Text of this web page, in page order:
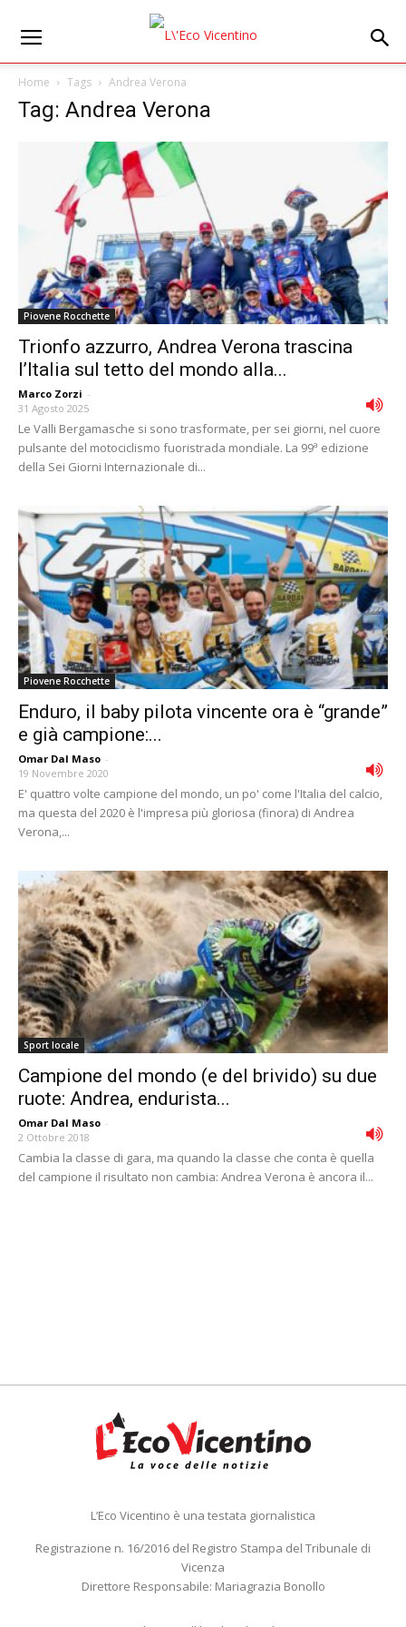
Home Tags Andrea Verona
Tag: Andrea Verona
Piovene Rocchette
Trionfo azzurro, Andrea Verona trascina
l’Italia sul tetto del mondo alla...
Marco Zorzi -
31 Agosto 2025
Le Valli Bergamasche si sono trasformate, per sei giorni, nel cuore
pulsante del motociclismo fuoristrada mondiale. La 99ª edizione
della Sei Giorni Internazionale di...
Piovene Rocchette
Enduro, il baby pilota vincente ora è “grande”
e già campione:...
Omar Dal Maso -
19 Novembre 2020
E' quattro volte campione del mondo, un po' come l'Italia del calcio,
ma questa del 2020 è l'impresa più gloriosa (finora) di Andrea
Verona,...
Sport locale
Campione del mondo (e del brivido) su due
ruote: Andrea, endurista...
Omar Dal Maso -
2 Ottobre 2018
Cambia la classe di gara, ma quando la classe che conta è quella
del campione il risultato non cambia: Andrea Verona è ancora il...
L’Eco Vicentino è una testata giornalistica
Registrazione n. 16/2016 del Registro Stampa del Tribunale di
Vicenza
Direttore Responsabile: Mariagrazia Bonollo